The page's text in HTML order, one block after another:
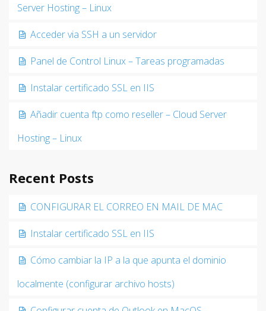
Server Hosting – Linux
Acceder via SSH a un servidor
Panel de Control Linux – Tareas programadas
Instalar certificado SSL en IIS
Añadir cuenta ftp como reseller – Cloud Server
Hosting – Linux
Recent Posts
CONFIGURAR EL CORREO EN MAIL DE MAC
Instalar certificado SSL en IIS
Cómo cambiar la IP a la que apunta el dominio
localmente (configurar archivo hosts)